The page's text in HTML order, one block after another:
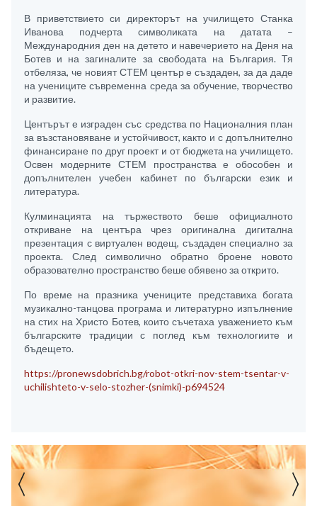
В приветствието си директорът на училището Станка
Иванова подчерта символиката на датата –
Международния ден на детето и навечерието на Деня на
Ботев и на загиналите за свободата на България. Тя
отбеляза, че новият СТЕМ център е създаден, за да даде
на учениците съвременна среда за обучение, творчество
и развитие.
Центърът е изграден със средства по Националния план
за възстановяване и устойчивост, както и с допълнително
финансиране по друг проект и от бюджета на училището.
Освен модерните СТЕМ пространства е обособен и
допълнителен учебен кабинет по български език и
литература.
Кулминацията на тържеството беше официалното
откриване на центъра чрез оригинална дигитална
презентация с виртуален водещ, създаден специално за
проекта. След символично обратно броене новото
образователно пространство беше обявено за открито.
По време на празника учениците представиха богата
музикално-танцова програма и литературно изпълнение
на стих на Христо Ботев, които съчетаха уважението към
българските традиции с поглед към технологиите и
бъдещето.
https://pronewsdobrich.bg/robot-otkri-nov-stem-tsentar-v-
uchilishteto-v-selo-stozher-(snimki)-p694524